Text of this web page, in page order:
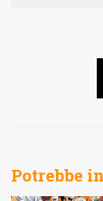
Potrebbe